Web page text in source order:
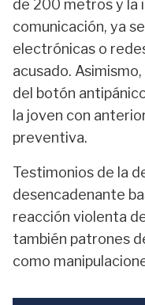
de 200 metros y la
comunicación, ya
electrónicas o
acusado.
del botón
la joven con
preventiva.
Testimonios de la
desencadenante
reacción violenta
también patrones
como